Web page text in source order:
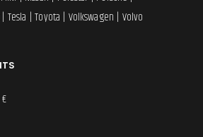
| Tesla |Toyota | Volkswagen | Volvo